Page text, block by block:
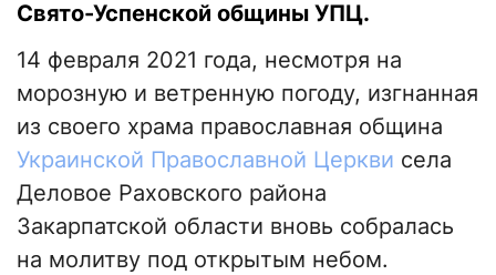
Свято-Успенской общины УПЦ.
14 февраля 2021 года, несмотря на
морозную и ветренную погоду, изгнанная
из своего храма православная община
Украинской Православной Церкви села
Деловое Раховского района
Закарпатской области вновь собралась
на молитву под открытым небом.